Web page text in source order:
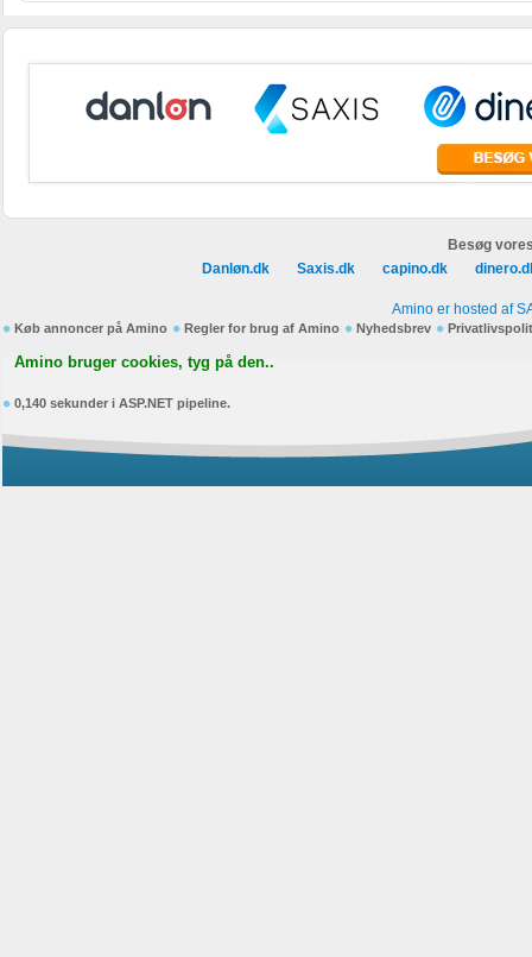
Besøg
Danløn.dk
Saxis.dk capino.dk
Amino er hosted af
Køb annoncer på Amino Regler for brug af Amino Nyhedsbrev
Amino bruger cookies, tyg på den..
0,140 sekunder i ASP.NET pipeline.